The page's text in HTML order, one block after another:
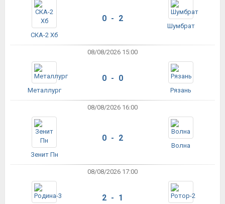
СКА-2 Хб
0 - 2
Шумбрат
08/08/2026 15:00
Металлург
0 - 0
Рязань
08/08/2026 16:00
Зенит Пн
0 - 2
Волна
08/08/2026 17:00
2 - 1